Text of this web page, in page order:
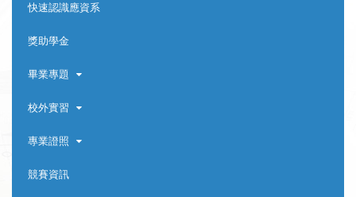
快速認識應資系
獎助學金
畢業專題
校外實習
專業證照
競賽資訊